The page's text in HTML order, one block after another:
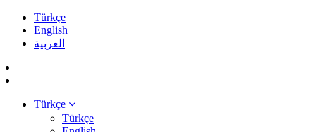
Türkçe
English
العربية
Türkçe
Türkçe